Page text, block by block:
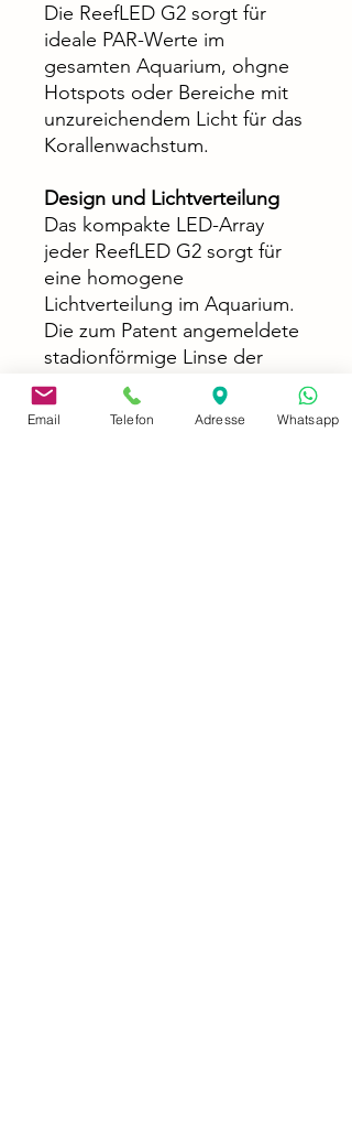
Die ReefLED G2 sorgt für
ideale PAR-Werte im
gesamten Aquarium, ohgne
Hotspots oder Bereiche mit
unzureichendem Licht für das
Korallenwachstum.
Design und Lichtverteilung
Das kompakte LED-Array
jeder ReefLED G2 sorgt für
eine homogene
Lichtverteilung im Aquarium.
Die zum Patent angemeldete
stadionförmige Linse der
ReefLED G2 170
beispielsweise erzeugt eine
Email Telefon Adresse Whatsapp